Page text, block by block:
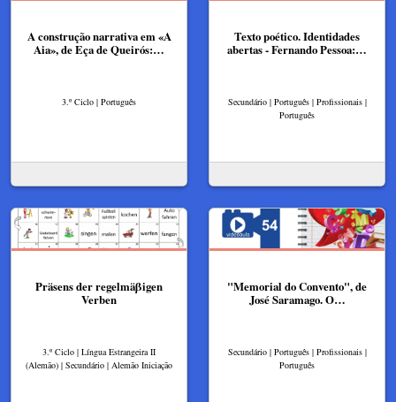
A construção narrativa em «A
Aia», de Eça de Queirós:…
3.º Ciclo | Português
Texto poético. Identidades
abertas - Fernando Pessoa:…
Secundário | Português | Profissionais |
Português
Präsens der regelmäβigen
Verben
3.º Ciclo | Língua Estrangeira II
(Alemão) | Secundário | Alemão Iniciação
"Memorial do Convento", de
José Saramago. O…
Secundário | Português | Profissionais |
Português